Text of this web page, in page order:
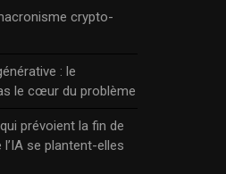
crypto-
: le
le cœur du problème
prévoient la fin de
l’IA se plantent-elles